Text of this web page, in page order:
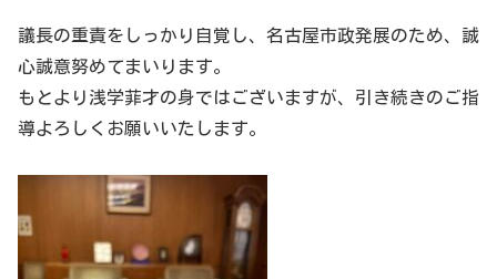
議長の重責をしっかり自覚し、名古屋市政発展のため、誠
心誠意努めてまいります。
もとより浅学菲才の身ではございますが、引き続きのご指
導よろしくお願いいたします。